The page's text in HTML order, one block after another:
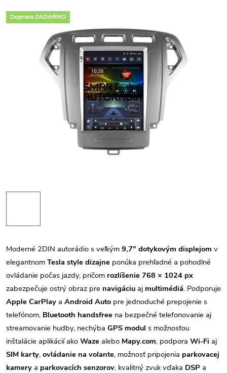
Doprava ZADARMO
Moderné 2DIN autorádio s veľkým 9,7" dotykovým displejom v
elegantnom Tesla style dizajne ponúka prehľadné a pohodlné
ovládanie počas jazdy, pričom rozlíšenie 768 × 1024 px
zabezpečuje ostrý obraz pre navigáciu aj multimédiá. Podporuje
Apple CarPlay a Android Auto pre jednoduché prepojenie s
telefónom, Bluetooth handsfree na bezpečné telefonovanie aj
streamovanie hudby, nechýba GPS modul s možnosťou
inštalácie aplikácií ako Waze alebo Mapy.com, podpora Wi-Fi aj
SIM karty, ovládanie na volante, možnosť pripojenia parkovacej
kamery a parkovacích senzorov, kvalitný zvuk vďaka DSP a